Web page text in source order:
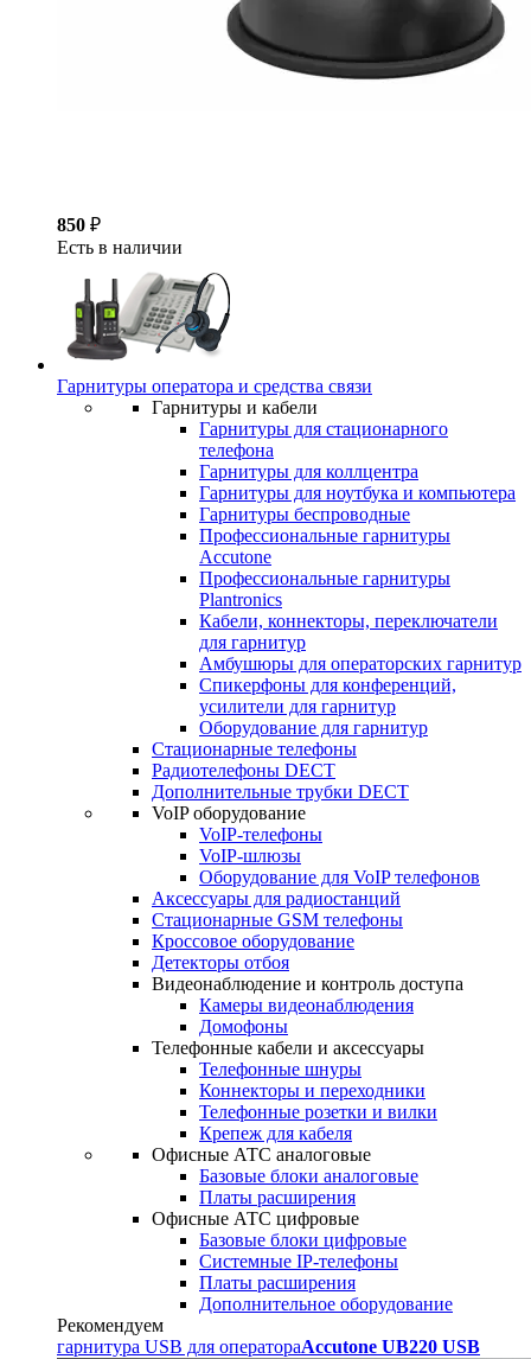
850 ₽
Есть в наличии
Гарнитуры оператора и средства связи
Гарнитуры и кабели
Гарнитуры для стационарного
телефона
Гарнитуры для коллцентра
Гарнитуры для ноутбука и компьютера
Гарнитуры беспроводные
Профессиональные гарнитуры
Accutone
Профессиональные гарнитуры
Plantronics
Кабели, коннекторы, переключатели
для гарнитур
Амбушюры для операторских гарнитур
Cпикерфоны для конференций,
усилители для гарнитур
Оборудование для гарнитур
Стационарные телефоны
Радиотелефоны DECT
Дополнительные трубки DECT
VoIP оборудование
VoIP-телефоны
VoIP-шлюзы
Оборудование для VoIP телефонов
Аксессуары для радиостанций
Стационарные GSM телефоны
Кроссовое оборудование
Детекторы отбоя
Видеонаблюдение и контроль доступа
Камеры видеонаблюдения
Домофоны
Телефонные кабели и аксессуары
Телефонные шнуры
Коннекторы и переходники
Телефонные розетки и вилки
Крепеж для кабеля
Офисные АТС аналоговые
Базовые блоки аналоговые
Платы расширения
Офисные АТС цифровые
Базовые блоки цифровые
Системные IP-телефоны
Платы расширения
Дополнительное оборудование
Рекомендуем
гарнитура USB для оператораAccutone UB220 USB